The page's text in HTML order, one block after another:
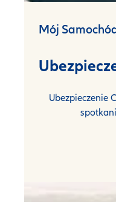
Mój
Ubezpieczenie